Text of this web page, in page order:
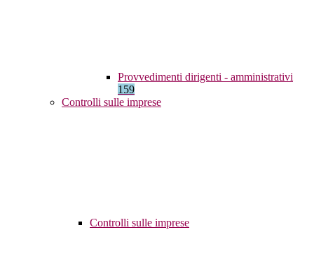
Provvedimenti dirigenti - amministrativi
159
Controlli sulle imprese
Controlli sulle imprese